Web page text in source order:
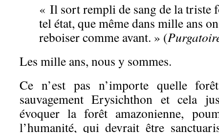
« Il sort rempli de sang de la triste
tel état, que même dans mille ans
reboiser comme avant. » (
Les mille ans, nous y sommes.
Ce n’est pas n’importe quelle
sauvagement Erysichthon et cela
évoquer la forêt amazonienne,
l’humanité, qui devrait être